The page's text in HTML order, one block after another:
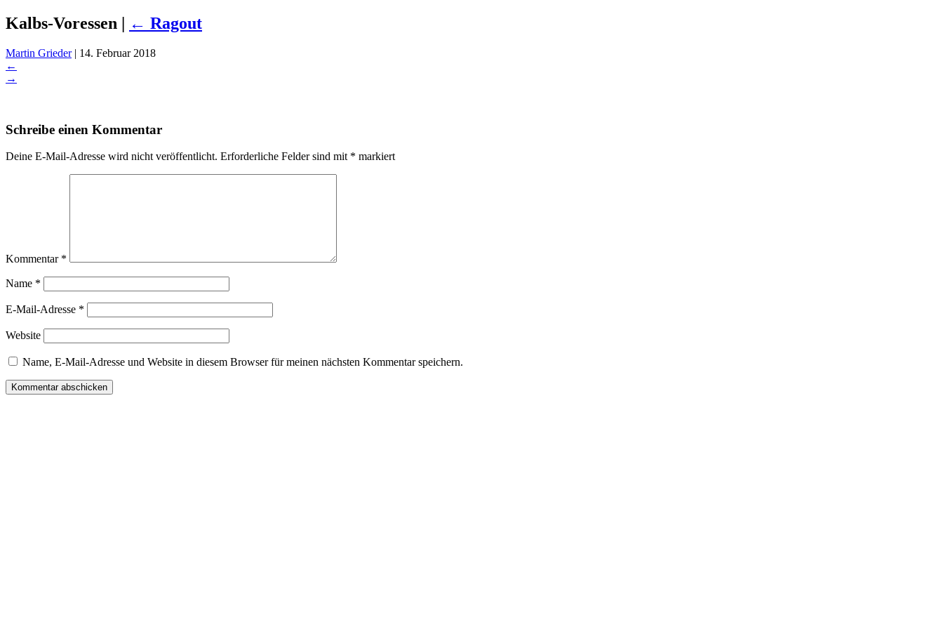
Kalbs-Voressen | ← Ragout
Martin Grieder | 14. Februar 2018
←
→
Schreibe einen Kommentar
Deine E-Mail-Adresse wird nicht veröffentlicht. Erforderliche Felder sind mit * markiert
Kommentar *
Name *
E-Mail-Adresse *
Website
Name, E-Mail-Adresse und Website in diesem Browser für meinen nächsten Kommentar speichern.